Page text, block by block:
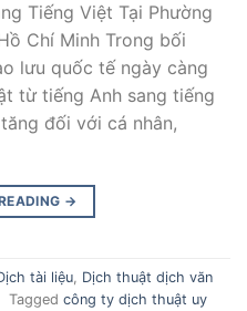
Tiếng Việt Tại Phường
Chí Minh Trong bối
lưu quốc tế ngày càng
từ tiếng Anh sang tiếng
đối với cá nhân,
→
tài liệu
Dịch thuật dịch văn
Tagged công ty dịch thuật uy